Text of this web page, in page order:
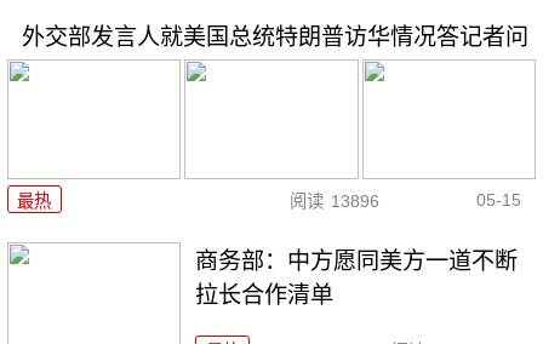
外交部发言人就美国总统特朗普访华情况答记者问
最热 阅读 13896 05-15
商务部：中方愿同美方一道不断
拉长合作清单